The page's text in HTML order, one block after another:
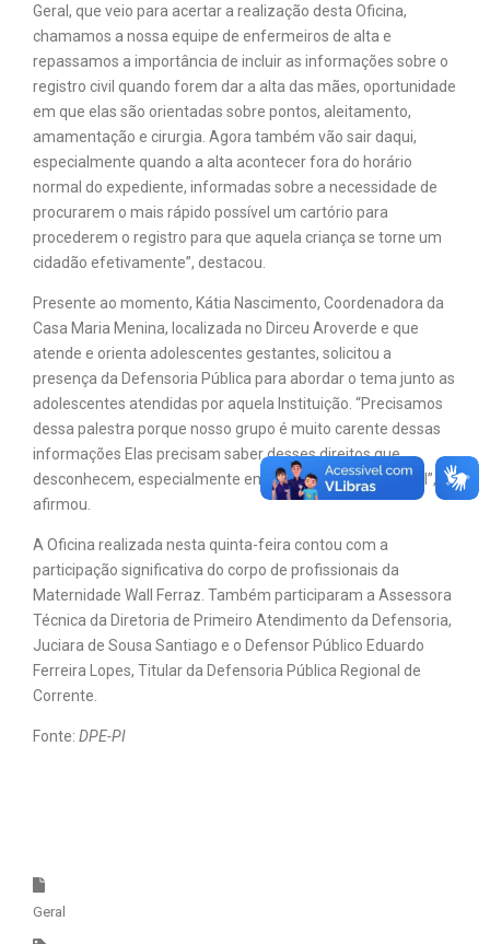
Geral, que veio para acertar a realização desta Oficina,
chamamos a nossa equipe de enfermeiros de alta e
repassamos a importância de incluir as informações sobre o
registro civil quando forem dar a alta das mães, oportunidade
em que elas são orientadas sobre pontos, aleitamento,
amamentação e cirurgia. Agora também vão sair daqui,
especialmente quando a alta acontecer fora do horário
normal do expediente, informadas sobre a necessidade de
procurarem o mais rápido possível um cartório para
procederem o registro para que aquela criança se torne um
cidadão efetivamente”, destacou.
Presente ao momento, Kátia Nascimento, Coordenadora da
Casa Maria Menina, localizada no Dirceu Aroverde e que
atende e orienta adolescentes gestantes, solicitou a
presença da Defensoria Pública para abordar o tema junto as
adolescentes atendidas por aquela Instituição. “Precisamos
dessa palestra porque nosso grupo é muito carente dessas
informações Elas precisam saber desses direitos que
desconhecem, especialmente em relação ao registro civil”,
afirmou.
A Oficina realizada nesta quinta-feira contou com a
participação significativa do corpo de profissionais da
Maternidade Wall Ferraz. Também participaram a Assessora
Técnica da Diretoria de Primeiro Atendimento da Defensoria,
Juciara de Sousa Santiago e o Defensor Público Eduardo
Ferreira Lopes, Titular da Defensoria Pública Regional de
Corrente.
Fonte: DPE-PI
Geral